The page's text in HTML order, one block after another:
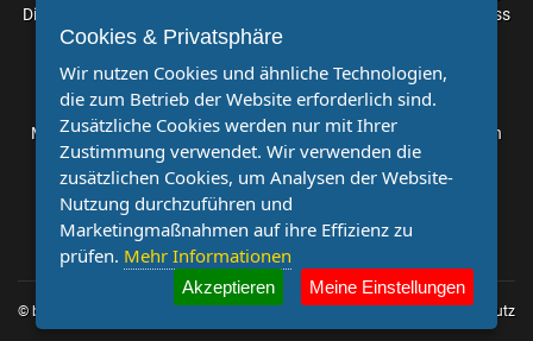
League
Erg.
Conference
Die Aktualisierung der Ergebnisse erfolgt alle paar Minuten, sodass
Sie stets auf dem Laufenden sind. Einfache und schnelle
Partnervereine
Möchten Sie, dass auch Ihr Verein mehr Beachtung findet? Dann
sind Sie bei uns genau richtig. Wir suchen Ihren Verein für eine
kostenlose Kooperation. Veröffentlichen Sie Ihre Spielberichte,
Sportnachrichten und Aufrufe bei uns!
© by Datenschutz
Cookies & Privatsphäre
Wir nutzen Cookies und ähnliche Technologien,
die zum Betrieb der Website erforderlich sind.
Zusätzliche Cookies werden nur mit Ihrer
Zustimmung verwendet. Wir verwenden die
zusätzlichen Cookies, um Analysen der Website-
Nutzung durchzuführen und
Marketingmaßnahmen auf ihre Effizienz zu
prüfen. Mehr Informationen
Akzeptieren Meine Einstellungen